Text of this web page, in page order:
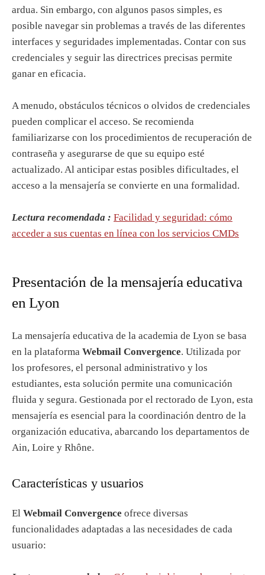
ardua. Sin embargo, con algunos pasos simples, es
posible navegar sin problemas a través de las diferentes
interfaces y seguridades implementadas. Contar con sus
credenciales y seguir las directrices precisas permite
ganar en eficacia.
A menudo, obstáculos técnicos o olvidos de credenciales
pueden complicar el acceso. Se recomienda
familiarizarse con los procedimientos de recuperación de
contraseña y asegurarse de que su equipo esté
actualizado. Al anticipar estas posibles dificultades, el
acceso a la mensajería se convierte en una formalidad.
Lectura recomendada : Facilidad y seguridad: cómo
acceder a sus cuentas en línea con los servicios CMDs
Presentación de la mensajería educativa
en Lyon
La mensajería educativa de la academia de Lyon se basa
en la plataforma Webmail Convergence. Utilizada por
los profesores, el personal administrativo y los
estudiantes, esta solución permite una comunicación
fluida y segura. Gestionada por el rectorado de Lyon, esta
mensajería es esencial para la coordinación dentro de la
organización educativa, abarcando los departamentos de
Ain, Loire y Rhône.
Características y usuarios
El Webmail Convergence ofrece diversas
funcionalidades adaptadas a las necesidades de cada
usuario: